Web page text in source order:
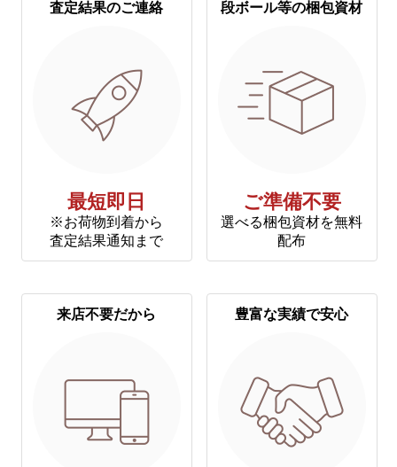
査定結果のご連絡
最短即日
※お荷物到着から
査定結果通知まで
段ボール等の梱包資材
ご準備不要
選べる梱包資材を無料
配布
来店不要だから 豊富な実績で安心